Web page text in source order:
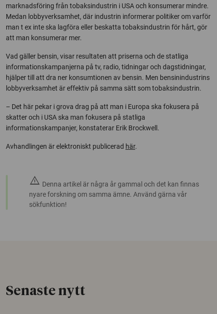
marknadsföring från tobaksindustrin i USA och konsumerar mindre.
Medan lobbyverksamhet, där industrin informerar politiker om varför
man t ex inte ska lagföra eller beskatta tobaksindustrin för hårt, gör
att man konsumerar mer.
Vad gäller bensin, visar resultaten att priserna och de statliga
informationskampanjerna på tv, radio, tidningar och dagstidningar,
hjälper till att dra ner konsumtionen av bensin. Men bensinindustrins
lobbyverksamhet är effektiv på samma sätt som tobaksindustrin.
– Det här pekar i grova drag på att man i Europa ska fokusera på
skatter och i USA ska man fokusera på statliga
informationskampanjer, konstaterar Erik Brockwell.
Avhandlingen är elektroniskt publicerad här.
warning Denna artikel är några år gammal och det kan finnas
nyare forskning om samma ämne. Använd gärna vår
sökfunktion!
Senaste nytt